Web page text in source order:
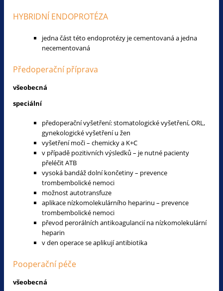
HYBRIDNÍ ENDOPROTÉZA
jedna část této endoprotézy je cementovaná a jedna
necementovaná
Předoperační příprava
všeobecná
speciální
předoperační vyšetření: stomatologické vyšetření, ORL,
gynekologické vyšetření u žen
vyšetření moči – chemicky a K+C
v případě pozitivních výsledků – je nutné pacienty
přeléčit ATB
vysoká bandáž dolní končetiny – prevence
trombembolické nemoci
možnost autotransfuze
aplikace nízkomolekulárního heparinu – prevence
trombembolické nemoci
převod perorálních antikoagulancií na nízkomolekulární
heparin
v den operace se aplikují antibiotika
Pooperační péče
všeobecná